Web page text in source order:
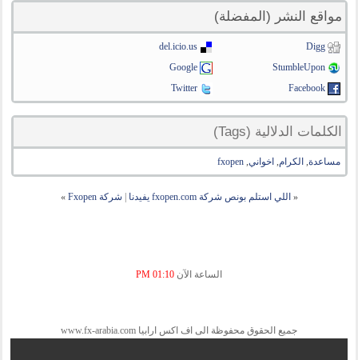
مواقع النشر (المفضلة)
Digg
del.icio.us
StumbleUpon
Google
Facebook
Twitter
الكلمات الدلالية (Tags)
مساعدة, الكرام, اخواني,
fxopen
« اللي استلم بونص شركة fxopen.com يفيدنا شركة Fxopen »
الساعة الآن 01:10 PM
جميع الحقوق محفوظة الى اف اكس ارابيا www.fx-arabia.com